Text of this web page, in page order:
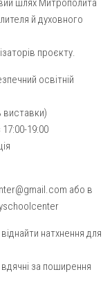
Згромадження
Дім Милосердя
Сестер Чину
здоров’я
шлях Митрополита
й духовного
проєкту.
освітній
виставки)
19:00
або в
натхнення для
за поширення